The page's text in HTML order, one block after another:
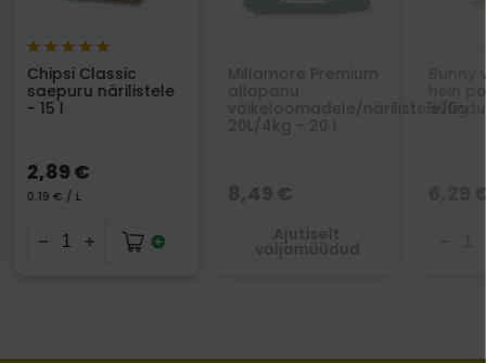
Chipsi Classic
saepuru närilistele
- 15 l
2,89 €
0.19 € / L
väikeloomadele/närilistele/500g
6,29